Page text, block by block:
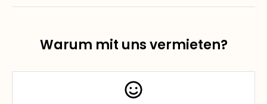
Warum mit uns vermieten?